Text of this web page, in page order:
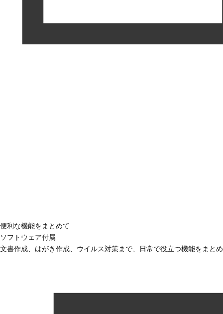
便利な機能をまとめて
ソフトウェア付属
文書作成、はがき作成、ウイルス対策まで、日常で役立つ機能をまと